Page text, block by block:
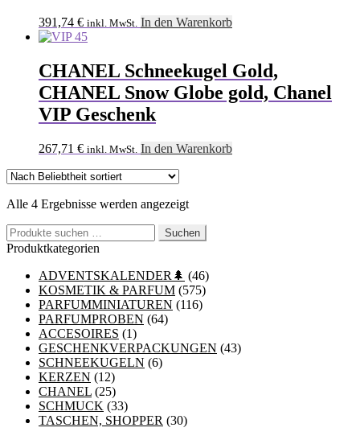
391,74 € inkl. MwSt. In den Warenkorb
CHANEL Schneekugel Gold,
CHANEL Snow Globe gold, Chanel
VIP Geschenk
267,71 € inkl. MwSt. In den Warenkorb
Alle 4 Ergebnisse werden angezeigtNach
sortiert
Suchen
nach:
Suchen
Produktkategorien
ADVENTSKALENDER🌲 (46)
KOSMETIK & PARFUM (575)
PARFUMMINIATUREN (116)
PARFUMPROBEN (64)
ACCESOIRES (1)
GESCHENKVERPACKUNGEN (43)
SCHNEEKUGELN (6)
KERZEN (12)
CHANEL (25)
SCHMUCK (33)
TASCHEN, SHOPPER (30)